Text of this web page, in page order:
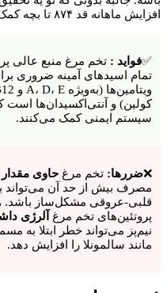
افزایش ماهانه قد ۸۷۴ تا بچه کمک کرده.
✅فواید : تخم مرغ منبع عالی
تمام اسیدهای آمینه ضروری
کولین) و آنتی‌اکسیدان‌ها
سیستم ایمنی کمک می‌کنند.
❌ضررها: تخم مرغ حاوی
مصرف بیش از حد آن می‌تواند
قلبی-عروقی مشکل‌ساز باشد.
پروتئین‌های تخم مرغ آلرژی
نیم‌پز می‌تواند خطر ابتلا به
مانند سالمونلا را افزایش دهد.